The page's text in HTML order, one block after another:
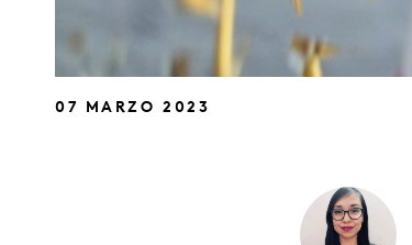
07 MARZO 2023